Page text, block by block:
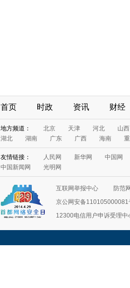
首页 时政 资讯 财经
地方频道： 北京 天津 河北
山西
湖北
湖南 广东 广西 海南
友情链接： 人民网 新华网
中国网
中国新闻网
光明网
互联网举报中心
防范
京公网安备110105000081
12300电信用户申诉受理中